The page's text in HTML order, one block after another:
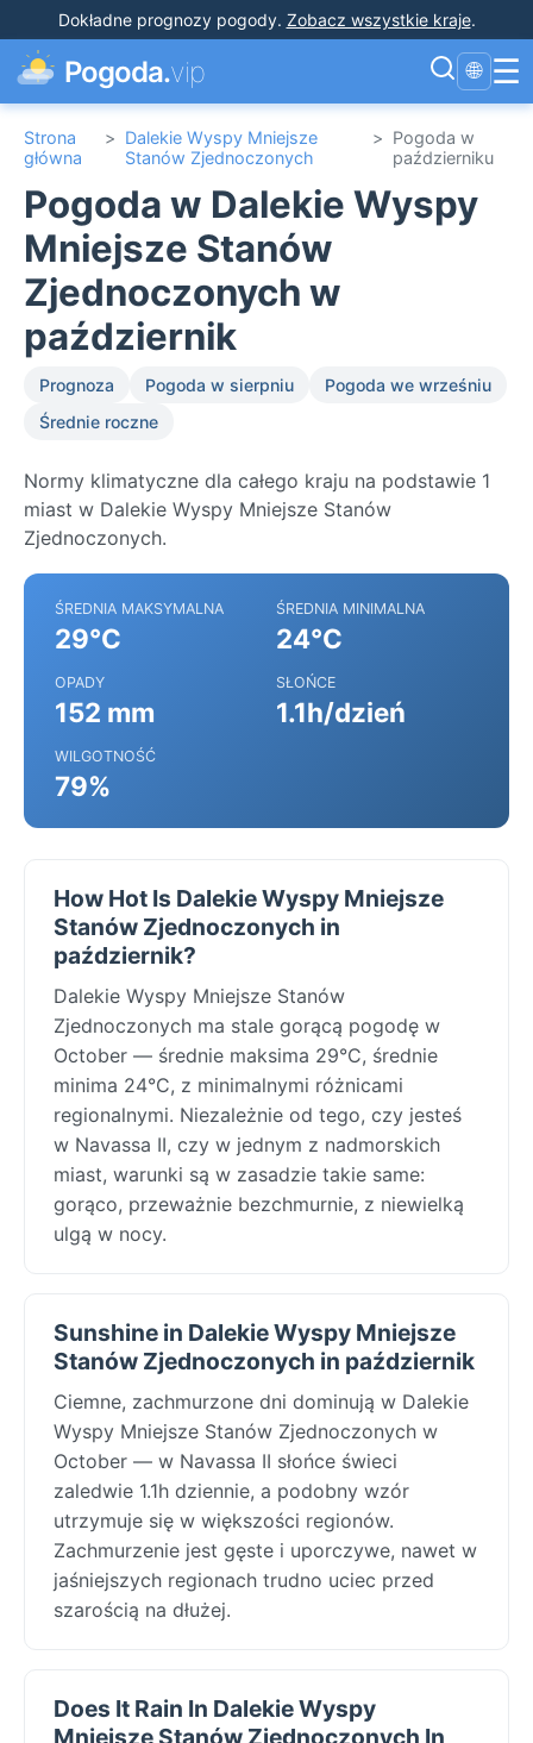
Dokładne prognozy pogody. Zobacz wszystkie kraje.
Pogoda.vip 🌐 ☰
Strona
główna
> Dalekie Wyspy Mniejsze
Stanów Zjednoczonych
> Pogoda w
październiku
Pogoda w Dalekie Wyspy
Mniejsze Stanów
Zjednoczonych w
październik
Prognoza Pogoda w sierpniu
Pogoda we wrześniu
Średnie roczne
Normy klimatyczne dla całego kraju na podstawie 1
miast w Dalekie Wyspy Mniejsze Stanów
Zjednoczonych.
ŚREDNIA MAKSYMALNA
29°C
ŚREDNIA MINIMALNA
24°C
OPADY
152 mm
SŁOŃCE
1.1h/dzień
WILGOTNOŚĆ
79%
How Hot Is Dalekie Wyspy Mniejsze
Stanów Zjednoczonych in
październik?
Dalekie Wyspy Mniejsze Stanów
Zjednoczonych ma stale gorącą pogodę w
October — średnie maksima 29°C, średnie
minima 24°C, z minimalnymi różnicami
regionalnymi. Niezależnie od tego, czy jesteś
w Navassa II, czy w jednym z nadmorskich
miast, warunki są w zasadzie takie same:
gorąco, przeważnie bezchmurnie, z niewielką
ulgą w nocy.
Sunshine in Dalekie Wyspy Mniejsze
Stanów Zjednoczonych in październik
Ciemne, zachmurzone dni dominują w Dalekie
Wyspy Mniejsze Stanów Zjednoczonych w
October — w Navassa II słońce świeci
zaledwie 1.1h dziennie, a podobny wzór
utrzymuje się w większości regionów.
Zachmurzenie jest gęste i uporczywe, nawet w
jaśniejszych regionach trudno uciec przed
szarością na dłużej.
Does It Rain In Dalekie Wyspy
Mniejsze Stanów Zjednoczonych In